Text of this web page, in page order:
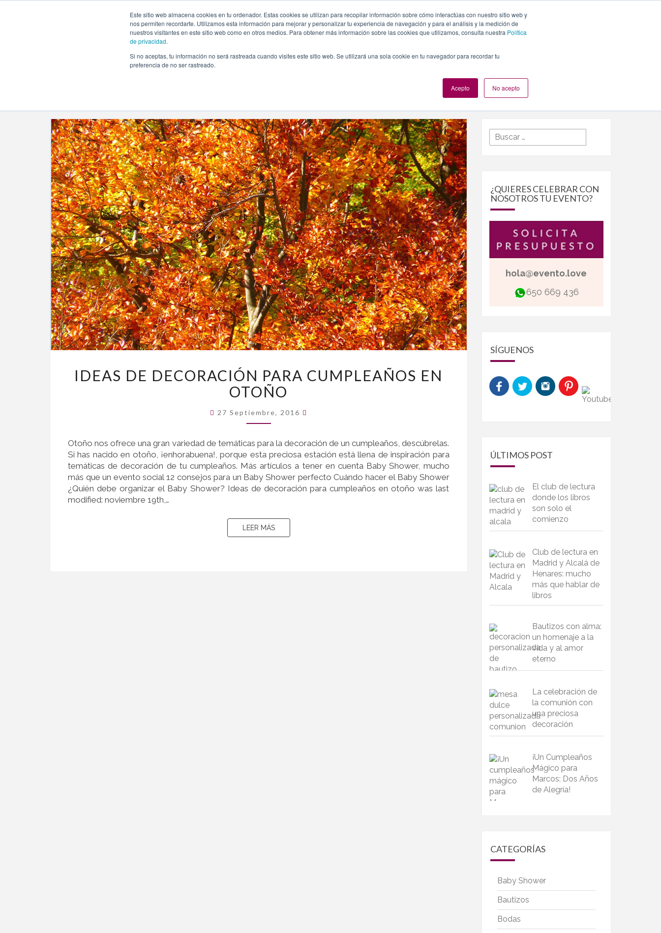
Este sitio web almacena cookies en tu ordenador. Estas cookies se utilizan para recopilar información sobre cómo interactúas con nuestro sitio web y
nos permiten recordarte. Utilizamos esta información para mejorar y personalizar tu experiencia de navegación y para el análisis y la medición de
nuestros visitantes en este sitio web como en otros medios. Para obtener más información sobre las cookies que utilizamos, consulta nuestra Política
de privacidad.
Si no aceptas, tu información no será rastreada cuando visites este sitio web. Se utilizará una sola cookie en tu navegador para recordar tu
preferencia de no ser rastreado.
Acepto No acepto
INICIO QUIÉNES SOMOS TE OFRECEMOS PLANES NUESTROS EVENTOS
tematica calabazas
DE
DECORACIÓN
PARA
CUMPLEAÑOS
EN
IDEAS DE DECORACIÓN PARA CUMPLEAÑOS EN
OTOÑO
27 Septiembre, 2016
Otoño nos ofrece una gran variedad de temáticas para la decoración de un cumpleaños, descúbrelas.
Si has nacido en otoño, ¡enhorabuena!, porque esta preciosa estación está llena de inspiración para
temáticas de decoración de tu cumpleaños. Más artículos a tener en cuenta Baby Shower, mucho
más que un evento social 12 consejos para un Baby Shower perfecto Cuándo hacer el Baby Shower
¿Quién debe organizar el Baby Shower? Ideas de decoración para cumpleaños en otoño was last
modified: noviembre 19th,…
LEER MÁSLEER MÁS
Buscar
por:
¿QUIERES CELEBRAR CON
NOSOTROS TU EVENTO?
hola@evento.love
650 669 436
SÍGUENOS
ÚLTIMOS POST
El club de lectura
donde los libros
son solo el
comienzo
Club de lectura en
Madrid y Alcalá de
Henares: mucho
más que hablar de
libros
Bautizos con alma:
un homenaje a la
vida y al amor
eterno
La celebración de
la comunión con
una preciosa
decoración
¡Un Cumpleaños
Mágico para
Marcos: Dos Años
de Alegría!
CATEGORÍAS
Baby Shower
Bautizos
Bodas